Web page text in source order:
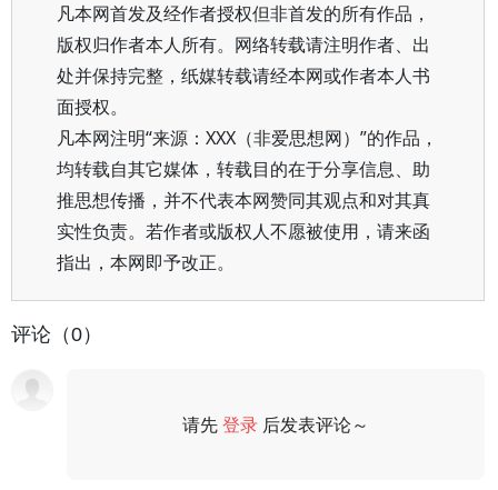
凡本网首发及经作者授权但非首发的所有作品，
版权归作者本人所有。网络转载请注明作者、出
处并保持完整，纸媒转载请经本网或作者本人书
面授权。
凡本网注明“来源：XXX（非爱思想网）”的作品，
均转载自其它媒体，转载目的在于分享信息、助
推思想传播，并不代表本网赞同其观点和对其真
实性负责。若作者或版权人不愿被使用，请来函
指出，本网即予改正。
评论（0）
请先登录 后发表评论～